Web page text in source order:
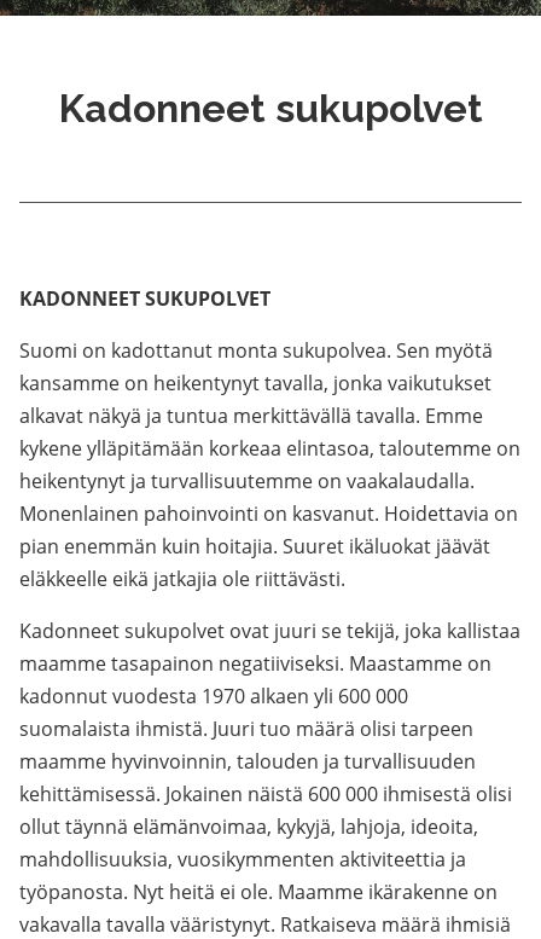
Kadonneet sukupolvet
KADONNEET SUKUPOLVET
Suomi on kadottanut monta sukupolvea. Sen myötä
kansamme on heikentynyt tavalla, jonka vaikutukset
alkavat näkyä ja tuntua merkittävällä tavalla. Emme
kykene ylläpitämään korkeaa elintasoa, taloutemme on
heikentynyt ja turvallisuutemme on vaakalaudalla.
Monenlainen pahoinvointi on kasvanut. Hoidettavia on
pian enemmän kuin hoitajia. Suuret ikäluokat jäävät
eläkkeelle eikä jatkajia ole riittävästi.
Kadonneet sukupolvet ovat juuri se tekijä, joka kallistaa
maamme tasapainon negatiiviseksi. Maastamme on
kadonnut vuodesta 1970 alkaen yli 600 000
suomalaista ihmistä. Juuri tuo määrä olisi tarpeen
maamme hyvinvoinnin, talouden ja turvallisuuden
kehittämisessä. Jokainen näistä 600 000 ihmisestä olisi
ollut täynnä elämänvoimaa, kykyjä, lahjoja, ideoita,
mahdollisuuksia, vuosikymmenten aktiviteettia ja
työpanosta. Nyt heitä ei ole. Maamme ikärakenne on
vakavalla tavalla vääristynyt. Ratkaiseva määrä ihmisiä